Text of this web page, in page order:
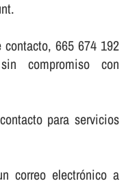
665 674 192
compromiso con
para servicios
correo electrónico a